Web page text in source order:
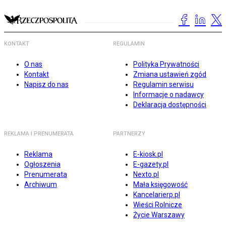
KONTAKT
O nas
Kontakt
Napisz do nas
REGULAMIN
Polityka Prywatności
Zmiana ustawień zgód
Regulamin serwisu
Informacje o nadawcy
Deklaracja dostępności
REKLAMA I PRENUMERATA
Reklama
Ogłoszenia
Prenumerata
Archiwum
PARTNERZY
E-kiosk.pl
E-gazety.pl
Nexto.pl
Mała księgowość
Kancelarierp.pl
Wieści Rolnicze
Życie Warszawy